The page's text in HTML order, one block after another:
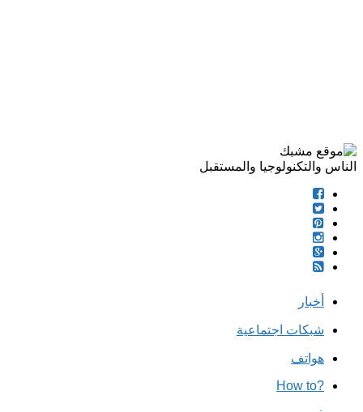
الناس والتكنولوجيا والمستقبل
أخبار
شبكات اجتماعية
هواتف
?How to